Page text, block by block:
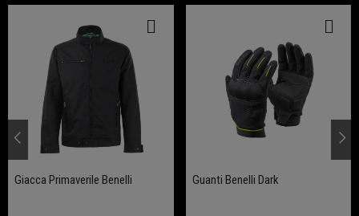
Giacca Primaverile Benelli Guanti Benelli Dark